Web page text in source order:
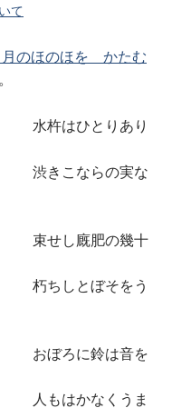
て
月のほのほを かたむ
水杵はひとりあり
渋きこならの実な
束せし廐肥の幾十
朽ちしとぼそをう
おぼろに鈴は音を
もはかなくうま